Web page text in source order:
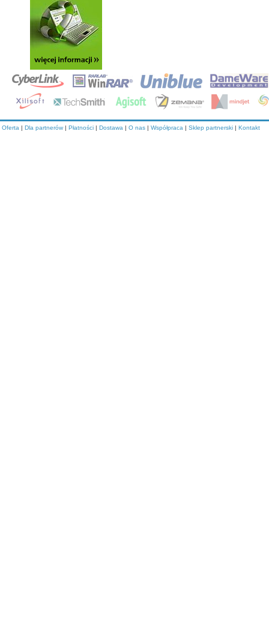
Oferta | Dla partnerów | Płatności | Dostawa | O nas | Współpraca | Sklep partnerski | Kontakt